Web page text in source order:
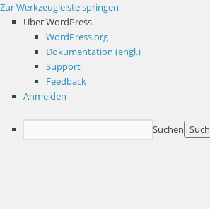
Zur Werkzeugleiste springen
Über WordPress
WordPress.org
Dokumentation (engl.)
Support
Feedback
Anmelden
Suchen